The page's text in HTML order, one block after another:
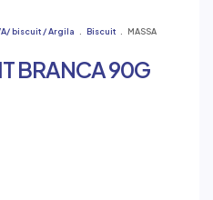
biscuit / Argila Biscuit
MASSA
BRANCA 90G